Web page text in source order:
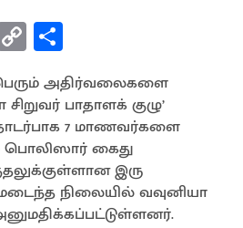
C
o
py
Li
n
k
h
ar
e
அதிர்வலைகளை
பாதாளக் குழு’
7 மாணவர்களை
பொலிஸார் கைது
இரு
நிலையில் வவுனியா